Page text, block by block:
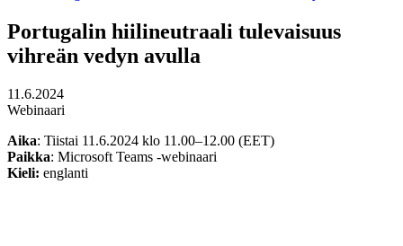
Portugalin hiilineutraali tulevaisuus
vihreän vedyn avulla
11.6.2024
Webinaari
Aika: Tiistai 11.6.2024 klo 11.00–12.00 (EET)
Paikka: Microsoft Teams -webinaari
Kieli: englanti